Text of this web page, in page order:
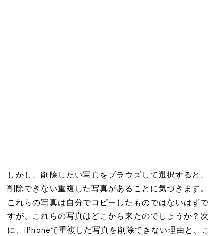
しかし、削除したい写真をブラウズして選択すると、
削除できない重複した写真があることに気づきます。
これらの写真は自分でコピーしたものではないはずで
すが、これらの写真はどこから来たのでしょうか？次
に、iPhoneで重複した写真を削除できない理由と、こ